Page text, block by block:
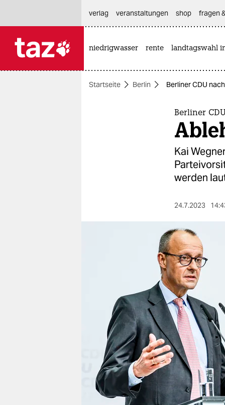
themen
veranstaltungen
shop
fragen & hilfe
unterstützen
verlag
veranstaltungen shop fragen
niedrigwasser rente landtagswahl
Startseite Berlin Berliner CDU
Berliner
Kai
werden
24.7.2023